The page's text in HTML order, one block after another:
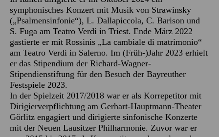
symphonisches Konzert mit Musik von Strawinsky
(„Psalmensinfonie“), L. Dallapiccola, C. Barison und
S. Fuga am Teatro Verdi in Triest. Ende März 2022
gastierte er mit Rossinis „La cambiale di matrimonio“
am Teatro Verdi in Salerno. Im (Früh-)Jahr 2023 erhielt
er das Stipendium der Richard-Wagner-
Stipendienstiftung für den Besuch der Bayreuther
Festspiele 2023.
In der Spielzeit 2017/2018 war er als Korrepetitor mit
Dirigierverpflichtung am Gerhart-Hauptmann-Theater
Görlitz engagiert und dirigierte sinfonische Konzerte
mit der Neuen Lausitzer Philharmonie. Zuvor war er